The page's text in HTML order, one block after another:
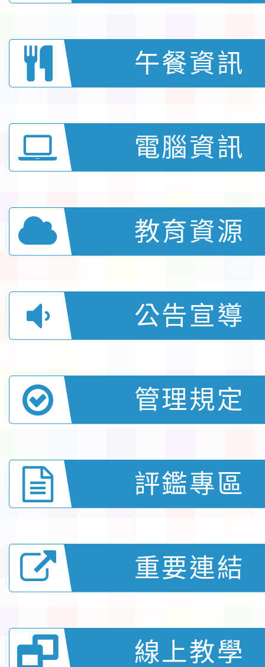
午餐資訊
電腦資訊
教育資源
公告宣導
管理規定
評鑑專區
重要連結
線上教學